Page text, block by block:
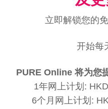
立即解锁您的
开始每
PURE Online 将为您
1年网上计划:
6个月网上计划: